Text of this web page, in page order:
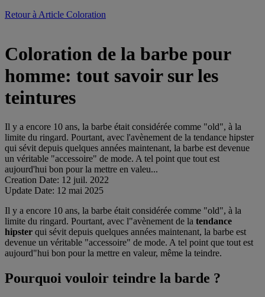
Retour à Article Coloration
Coloration de la barbe pour
homme: tout savoir sur les
teintures
Il y a encore 10 ans, la barbe était considérée comme "old", à la
limite du ringard. Pourtant, avec l'avènement de la tendance hipster
qui sévit depuis quelques années maintenant, la barbe est devenue
un véritable "accessoire" de mode. A tel point que tout est
aujourd'hui bon pour la mettre en valeu...
Creation Date: 12 juil. 2022
Update Date: 12 mai 2025
Il y a encore 10 ans, la barbe était considérée comme "old", à la
limite du ringard. Pourtant, avec l"avènement de la tendance
hipster qui sévit depuis quelques années maintenant, la barbe est
devenue un véritable "accessoire" de mode. A tel point que tout est
aujourd"hui bon pour la mettre en valeur, même la teindre.
Pourquoi vouloir teindre la barde ?